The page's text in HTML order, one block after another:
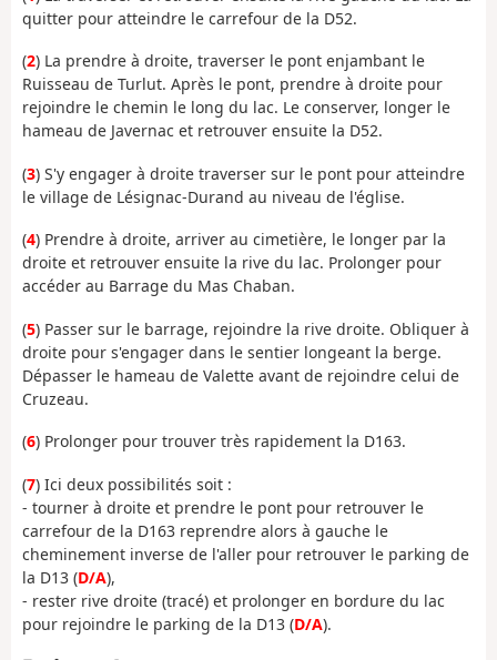
quitter pour atteindre le carrefour de la D52.
(2) La prendre à droite, traverser le pont enjambant le
Ruisseau de Turlut. Après le pont, prendre à droite pour
rejoindre le chemin le long du lac. Le conserver, longer le
hameau de Javernac et retrouver ensuite la D52.
(3) S'y engager à droite traverser sur le pont pour atteindre
le village de Lésignac-Durand au niveau de l'église.
(4) Prendre à droite, arriver au cimetière, le longer par la
droite et retrouver ensuite la rive du lac. Prolonger pour
accéder au Barrage du Mas Chaban.
(5) Passer sur le barrage, rejoindre la rive droite. Obliquer à
droite pour s'engager dans le sentier longeant la berge.
Dépasser le hameau de Valette avant de rejoindre celui de
Cruzeau.
(6) Prolonger pour trouver très rapidement la D163.
(7) Ici deux possibilités soit :
- tourner à droite et prendre le pont pour retrouver le
carrefour de la D163 reprendre alors à gauche le
cheminement inverse de l'aller pour retrouver le parking de
la D13 (D/A),
- rester rive droite (tracé) et prolonger en bordure du lac
pour rejoindre le parking de la D13 (D/A).